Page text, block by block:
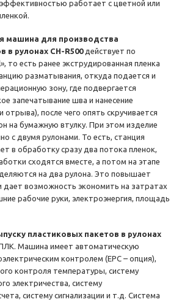
работает с цветной или
машина для производства
в рулонах CH-R500 действует по
то есть ранее экструдированная пленка
разматывания, откуда подается и
зону, где подвергается
запечатывание шва и нанесение
после чего опять скручивается
на бумажную втулку. При этом изделие
с двумя рулонами. То есть, станция
в обработку сразу два потока пленок,
сходятся вместе, а потом на этапе
на два рулона. Это повышает
дает возможность экономить на затратах
рабочие руки, электроэнергия, площадь
пластиковых пакетов в рулонах
Машина имеет автоматическую
контролем (EPC – опция),
контроля температуры, систему
электричества, систему
систему сигнализации и т.д. Система